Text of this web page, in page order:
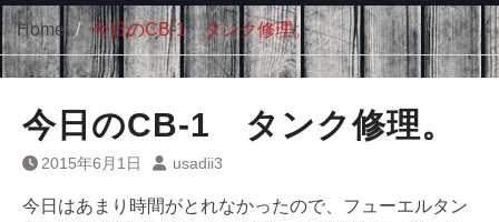
Home 今日のCB-1 タンク修理。
今日のCB-1 タンク修理。
2015年6月1日 usadii3
今日はあまり時間がとれなかったので、フューエルタン